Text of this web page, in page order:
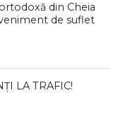
din Cheia
de suflet
LA TRAFIC!